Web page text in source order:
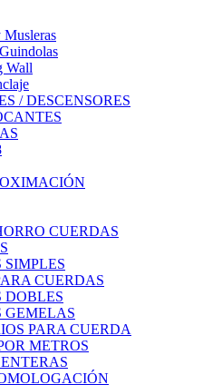
Musleras
Wall
/ DESCENSORES
CUERDAS
SIMPLES
CUERDAS
DOBLES
GEMELAS
PARA CUERDA
METROS